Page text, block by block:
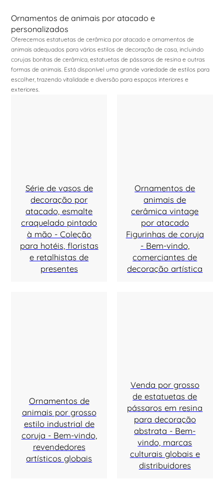
Ornamentos de animais por atacado e
personalizados
Oferecemos estatuetas de cerâmica por atacado e ornamentos de
animais adequados para vários estilos de decoração de casa, incluindo
corujas bonitas de cerâmica, estatuetas de pássaros de resina e outras
formas de animais. Está disponível uma grande variedade de estilos para
escolher, trazendo vitalidade e diversão para espaços interiores e
exteriores.
Série de vasos de
decoração por
atacado, esmalte
craquelado pintado
à mão - Coleção
para hotéis, floristas
e retalhistas de
presentes
Ornamentos de
animais de
cerâmica vintage
por atacado
Figurinhas de coruja
- Bem-vindo,
comerciantes de
decoração artística
Ornamentos de
animais por grosso
estilo industrial de
coruja - Bem-vindo,
revendedores
artísticos globais
Venda por grosso
de estatuetas de
pássaros em resina
para decoração
abstrata - Bem-
vindo, marcas
culturais globais e
distribuidores